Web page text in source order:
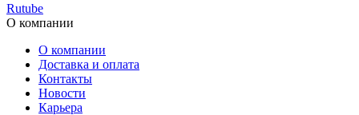
Rutube
О компании
О компании
Доставка и оплата
Контакты
Новости
Карьера